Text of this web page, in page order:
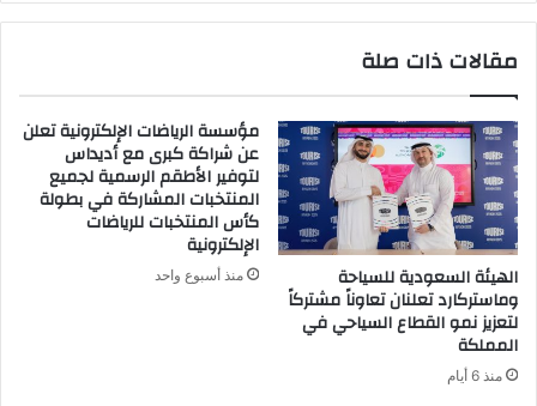
مقالات ذات صلة
الهيئة السعودية للسياحة
وماستركارد تعلنان تعاوناً مشتركاً
لتعزيز نمو القطاع السياحي في
المملكة
منذ 6 أيام
مؤسسة الرياضات الإلكترونية تعلن
عن شراكة كبرى مع أديداس
لتوفير الأطقم الرسمية لجميع
المنتخبات المشاركة في بطولة
كأس المنتخبات للرياضات
الإلكترونية
منذ أسبوع واحد